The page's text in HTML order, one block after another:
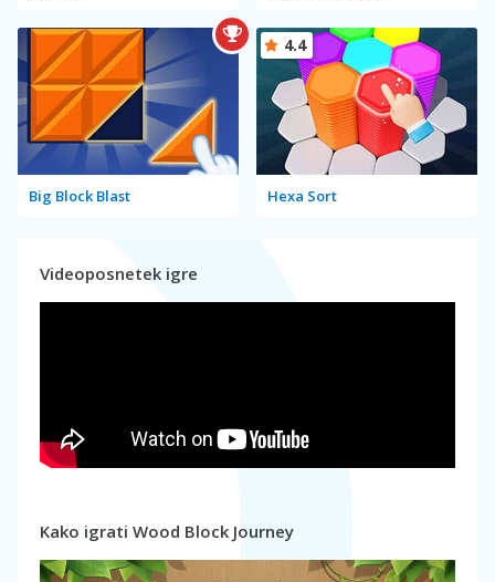
Big Block Blast Hexa Sort
4.4
Videoposnetek igre
Kako igrati Wood Block Journey